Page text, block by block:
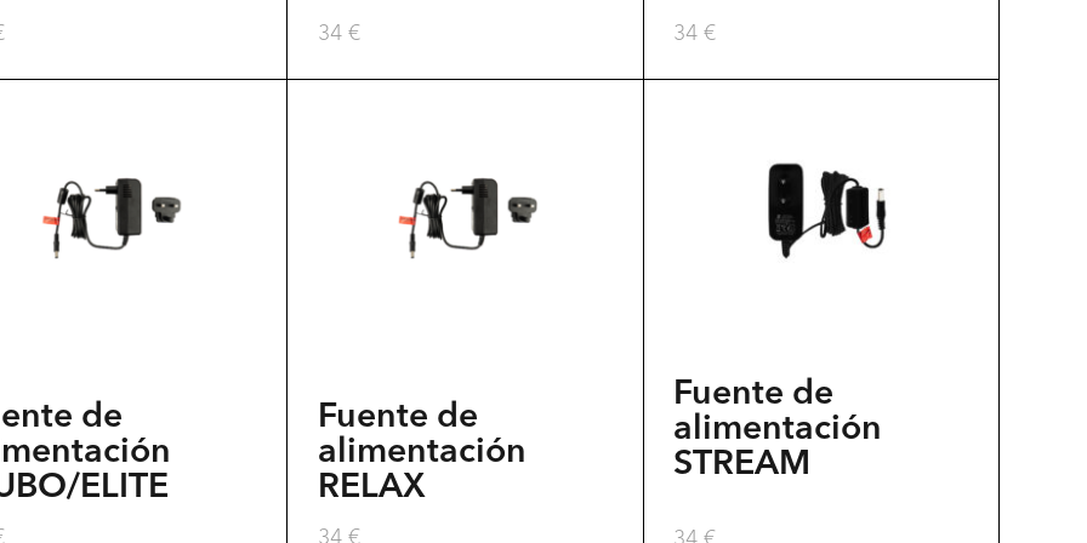
34€ 34€
de
ELITE
Fuente de
alimentación
RELAX
Fuente de
alimentación
STREAM